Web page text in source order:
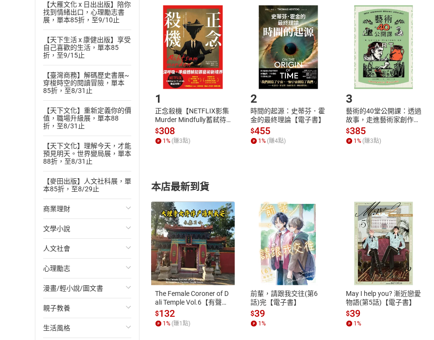
【大雁文化 x 日出出版】陪你
找到情緒出口，心理勵志書
展，單本85折，至9/10止
【天下生活 x 康健出版】享受
自己喜歡的生活，單本85
折，至9/15止
【臺灣商務】解碼歷史書展~
穿梭時空的閱讀冒險，單本
85折，至8/31止
【天下文化】重新定義你的價
值，職場升級展，單本88
折，至8/31止
【天下文化】理解今天，才能
預見明天。世界變局展，單本
88折，至8/31止
【麥田出版】人文社科展，單
本85折，至8/29止
商業理財
投資理財
經濟/趨勢
財務/金融
管理/領導
職場工作術
成功法
文學小說
歐美文學
日本文學
韓國文學
華文文學
經典文學
人文社會
國際關係
政治
社會科學
台灣/中國歷史
心理勵志
心靈成長/情緒
人際關係
兩性關係
漫畫/輕小說/圖文書
輕小說
奇幻/科幻
親子教養
教育現場
生活風格
且已下載/存取電子書，不得請求退貨退款。
退貨方式：您欲取消訂單或辦理退貨時，請登入樂天市場，並於「我的訂單
貨」，本店鋪將依您的申請進行審核，待審核通過後將為您辦理退款事宜。
請注意，樂天市場須以整筆訂單為單位進行取消/退貨，恕無法以單支商品取
挑選商品
Choose
放入購物車
Shopping cart
登入帳號
Login
購書後，如何開始使用？
Step1.選擇閱讀載具 Step2.登入
付款方式
ATM轉帳、信用卡、LINE PAY、AFTEE
退換貨規範
本店是否提供消費者保護法七日猶
之權利，遽消費者保護法及通訊交
除權合理例外情事適用準則，依商
質各有不同規定。詳細退換貨說明
照各商品說明。
1
正念殺機【NETFLIX影集
Murder Mindfully蓄弒待
發】【電子書】
$308
1 % (賺3點)
2
時間的起源：史蒂芬．霍
金的最終理論【電子書】
$455
1 % (賺4點)
3
藝術的40堂公開課：透過
故事，走進藝術家創作現
場，看藝術如何誕生、如
何形塑人類生活【電子
書】
$385
1 % (賺3點)
本店最新到貨
The Female Coroner of D
ali Temple Vol.6【有聲
書】
$132
1 % (賺1 點)
前輩，請跟我交往(第6
話)完【電子書】
$39
1 %
May I help you? 漸近戀愛
物語(第5話)【電子書】
$39
1 %